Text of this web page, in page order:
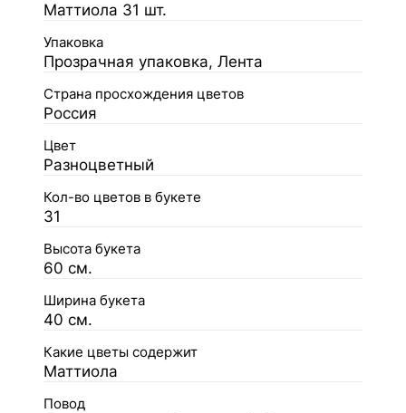
Маттиола 31 шт.
Упаковка
Прозрачная упаковка, Лента
Страна просхождения цветов
Россия
Цвет
Разноцветный
Кол-во цветов в букете
31
Высота букета
60 см.
Ширина букета
40 см.
Какие цветы содержит
Маттиола
Повод